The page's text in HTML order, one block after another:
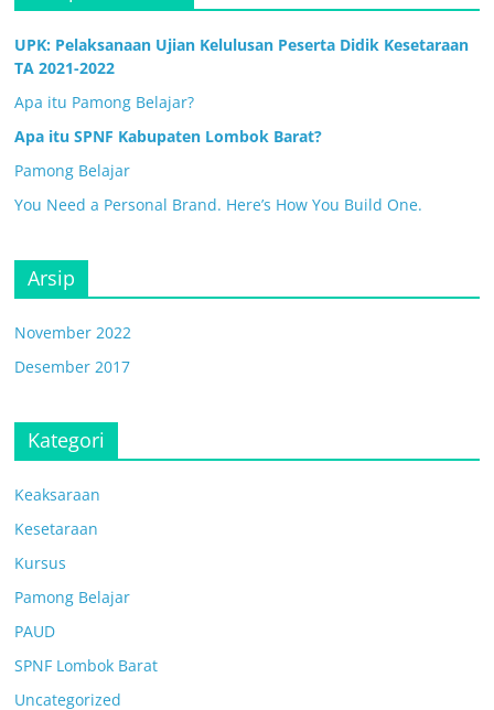
UPK: Pelaksanaan Ujian Kelulusan Peserta Didik Kesetaraan
TA 2021-2022
Apa itu Pamong Belajar?
Apa itu SPNF Kabupaten Lombok Barat?
Pamong Belajar
You Need a Personal Brand. Here’s How You Build One.
Arsip
November 2022
Desember 2017
Kategori
Keaksaraan
Kesetaraan
Kursus
Pamong Belajar
PAUD
SPNF Lombok Barat
Uncategorized